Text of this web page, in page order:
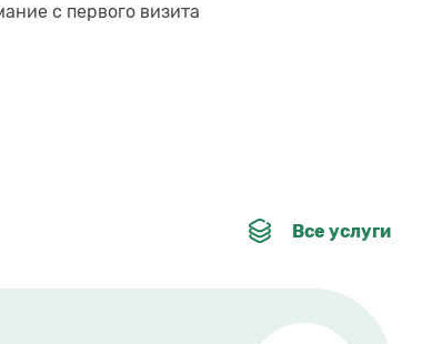
с первого визита
Все услуги